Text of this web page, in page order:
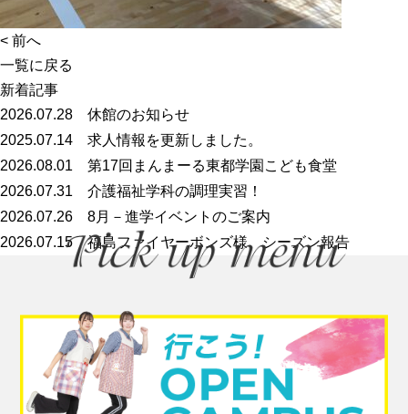
< 前へ
一覧に戻る
新着記事
2026.07.28 休館のお知らせ
2025.07.14 求人情報を更新しました。
2026.08.01 第17回まんまーる東都学園こども食堂
2026.07.31 介護福祉学科の調理実習！
2026.07.26 8月－進学イベントのご案内
2026.07.15福島ファイヤーボンズ様 シーズン報告